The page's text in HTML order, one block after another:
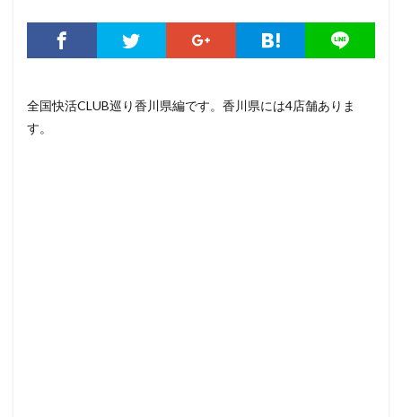
全国快活CLUB巡り香川県編です。香川県には4店舗ありま
す。